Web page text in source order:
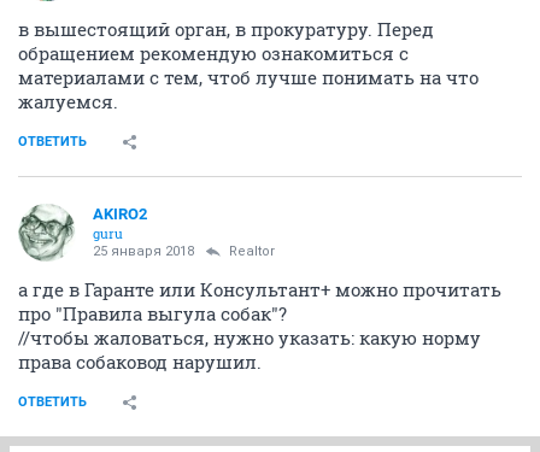
в вышестоящий орган, в прокуратуру. Перед
обращением рекомендую ознакомиться с
материалами с тем, чтоб лучше понимать на что
жалуемся.
ОТВЕТИТЬ
AKIRO2
guru
25 января 2018 Realtor
а где в Гаранте или Консультант+ можно прочитать
про "Правила выгула собак"?
//чтобы жаловаться, нужно указать: какую норму
права собаковод нарушил.
ОТВЕТИТЬ